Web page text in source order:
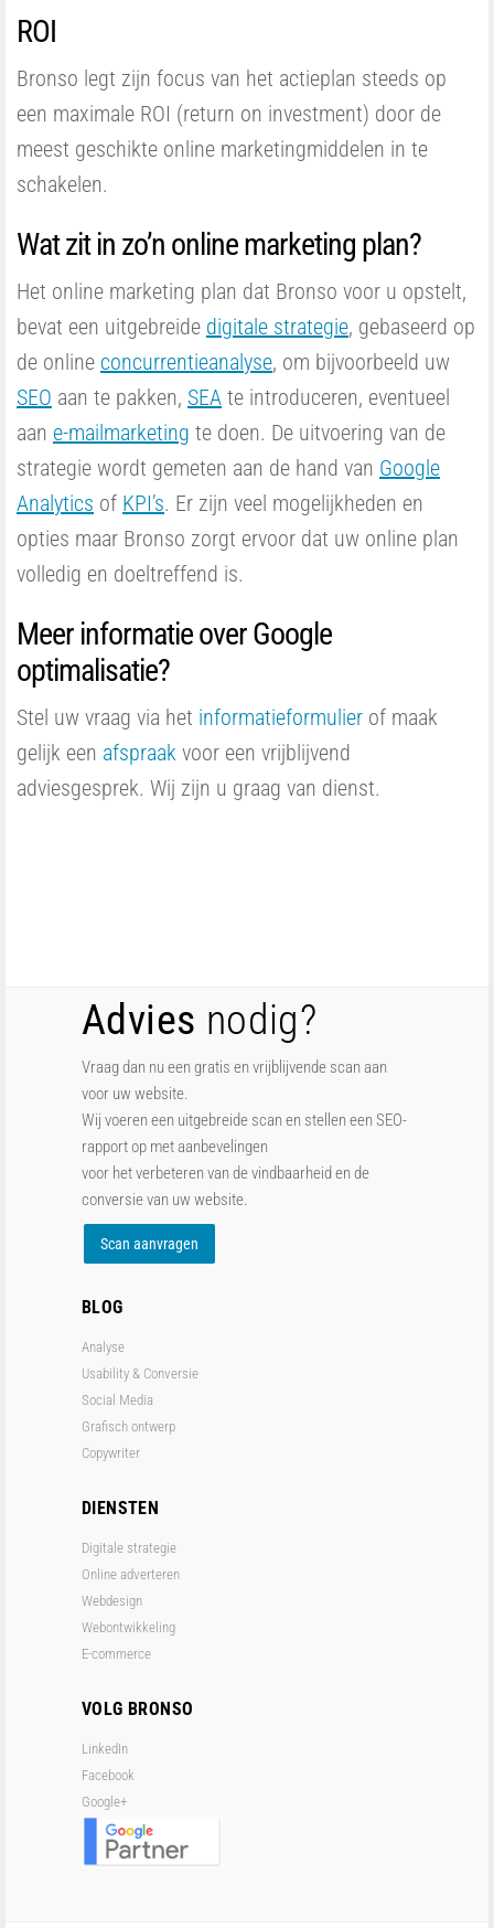
ROI
Bronso legt zijn focus van het actieplan steeds op
een maximale ROI (return on investment) door de
meest geschikte online marketingmiddelen in te
schakelen.
Wat zit in zo’n online marketing plan?
Het online marketing plan dat Bronso voor u opstelt,
bevat een uitgebreide digitale strategie, gebaseerd op
de online concurrentieanalyse, om bijvoorbeeld uw
SEO aan te pakken, SEA te introduceren, eventueel
aan e-mailmarketing te doen. De uitvoering van de
strategie wordt gemeten aan de hand van Google
Analytics of KPI’s. Er zijn veel mogelijkheden en
opties maar Bronso zorgt ervoor dat uw online plan
volledig en doeltreffend is.
Meer informatie over Google
optimalisatie?
Stel uw vraag via het informatieformulier of maak
gelijk een afspraak voor een vrijblijvend
adviesgesprek. Wij zijn u graag van dienst.
Advies nodig?
Vraag dan nu een gratis en vrijblijvende scan aan
voor uw website.
Wij voeren een uitgebreide scan en stellen een SEO-
rapport op met aanbevelingen
voor het verbeteren van de vindbaarheid en de
conversie van uw website.
Scan aanvragen
BLOG
Analyse
Usability & Conversie
Social Media
Grafisch ontwerp
Copywriter
DIENSTEN
Digitale strategie
Online adverteren
Webdesign
Webontwikkeling
E-commerce
VOLG BRONSO
LinkedIn
Facebook
Google+